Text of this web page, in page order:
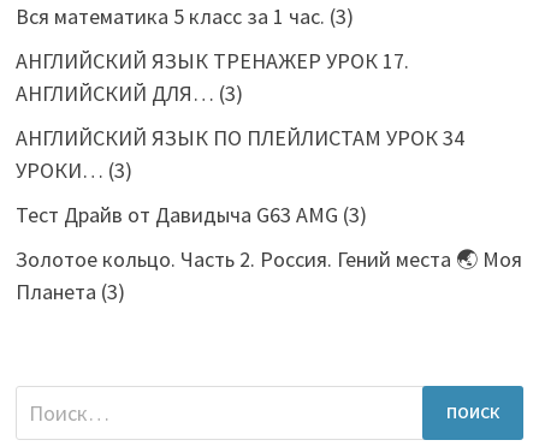
Вся математика 5 класс за 1 час. (3)
АНГЛИЙСКИЙ ЯЗЫК ТРЕНАЖЕР УРОК 17.
АНГЛИЙСКИЙ ДЛЯ… (3)
АНГЛИЙСКИЙ ЯЗЫК ПО ПЛЕЙЛИСТАМ УРОК 34
УРОКИ… (3)
Тест Драйв от Давидыча G63 AMG (3)
Золотое кольцо. Часть 2. Россия. Гений места 🌏 Моя
Планета (3)
Найти: